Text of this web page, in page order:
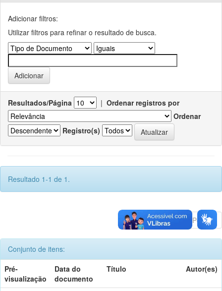
Adicionar filtros:
Utilizar filtros para refinar o resultado de busca.
Resultados/Página | Ordenar registros por
Ordenar
Registro(s)
Resultado 1-1 de 1.
Anterior 1 Póximo
Conjunto de itens:
Pré-
visualização
Data do
documento
Título Autor(es)